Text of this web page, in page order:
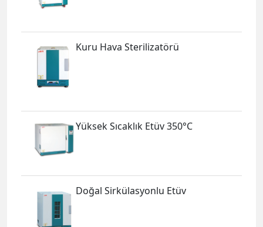
Kuru Hava Sterilizatörü
Yüksek Sıcaklık Etüv 350°C
Doğal Sirkülasyonlu Etüv